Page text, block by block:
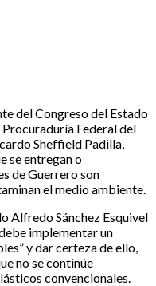
del Congreso del Estado
Federal del
Sheffield Padilla,
se entregan o
de Guerrero son
el medio ambiente.
Alfredo Sánchez Esquivel
implementar un
y dar certeza de ello,
no se continúe
convencionales.